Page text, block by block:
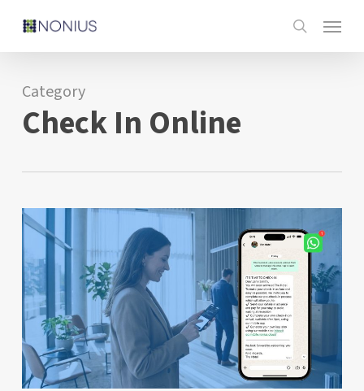
content
search
Menu
Category
Check In Online